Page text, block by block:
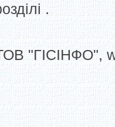
.
"ГІСІНФО",